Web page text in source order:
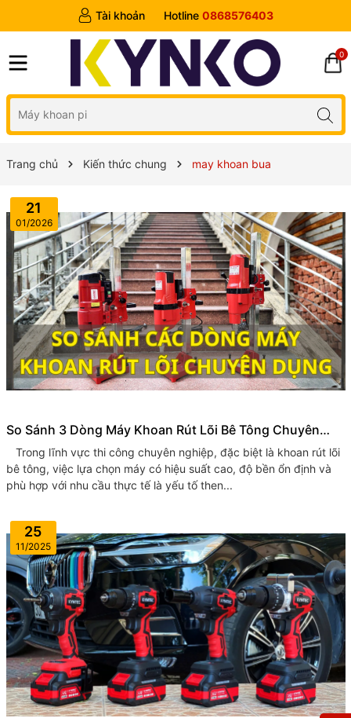
Tài khoản Hotline 0868576403
0
Trang chủ Kiến thức chung may khoan bua
21
01/2026
So Sánh 3 Dòng Máy Khoan Rút Lõi Bê Tông Chuyên
Dụng KYNTEC KT38 – KT39 – KT40
Trong lĩnh vực thi công chuyên nghiệp, đặc biệt là khoan rút lõi
bê tông, việc lựa chọn máy có hiệu suất cao, độ bền ổn định và
phù hợp với nhu cầu thực tế là yếu tố then...
25
11/2025